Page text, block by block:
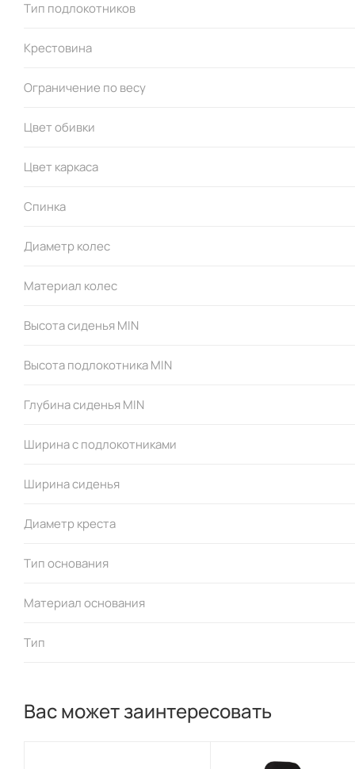
Упаковка:
объем: 0,223 м
Тип подлокотников
Крестовина
Ограничение по весу
Цвет обивки
Цвет каркаса
Спинка
Диаметр колес
Материал колес
Высота сиденья MIN
Высота подлокотника MIN
Глубина сиденья MIN
Ширина с подлокотниками
Ширина сиденья
Диаметр креста
Тип основания
Материал основания
Тип
Вас может заинтересовать